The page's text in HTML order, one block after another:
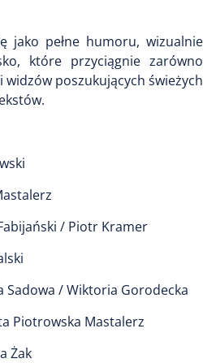
jako pełne humoru, wizualnie
które przyciągnie zarówno
widzów poszukujących świeżych
/ Piotr Kramer
Sadowa / Wiktoria Gorodecka
Piotrowska Mastalerz
Żak